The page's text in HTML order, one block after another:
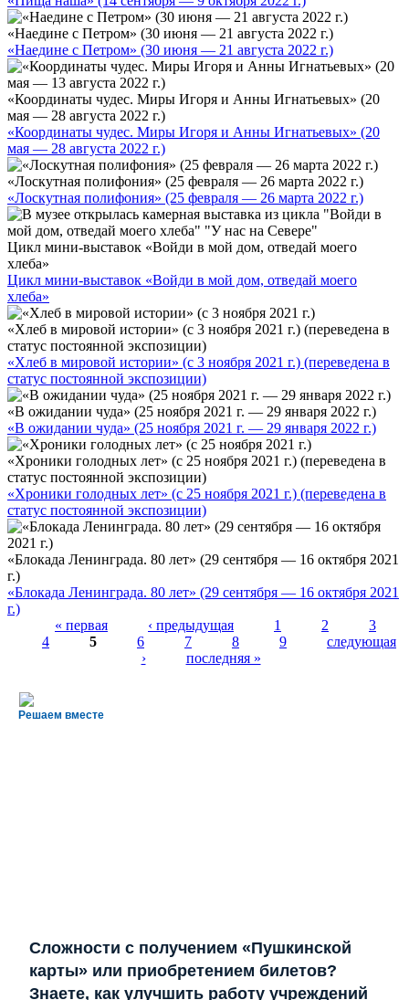
«Наедине с Петром» (30 июня — 21 августа 2022 г.)
«Наедине с Петром» (30 июня — 21 августа 2022 г.)
«Координаты чудес. Миры Игоря и Анны Игнатьевых» (20
мая — 28 августа 2022 г.)
«Координаты чудес. Миры Игоря и Анны Игнатьевых» (20
мая — 28 августа 2022 г.)
«Лоскутная полифония» (25 февраля — 26 марта 2022 г.)
«Лоскутная полифония» (25 февраля — 26 марта 2022 г.)
Цикл мини-выставок «Войди в мой дом, отведай моего
хлеба»
Цикл мини-выставок «Войди в мой дом, отведай моего
хлеба»
«Хлеб в мировой истории» (с 3 ноября 2021 г.) (переведена в
статус постоянной экспозиции)
«Хлеб в мировой истории» (с 3 ноября 2021 г.) (переведена в
статус постоянной экспозиции)
«В ожидании чуда» (25 ноября 2021 г. — 29 января 2022 г.)
«В ожидании чуда» (25 ноября 2021 г. — 29 января 2022 г.)
«Хроники голодных лет» (с 25 ноября 2021 г.) (переведена в
статус постоянной экспозиции)
«Хроники голодных лет» (с 25 ноября 2021 г.) (переведена в
статус постоянной экспозиции)
«Блокада Ленинграда. 80 лет» (29 сентября — 16 октября 2021
г.)
«Блокада Ленинграда. 80 лет» (29 сентября — 16 октября 2021
г.)
Страницы
« первая ‹ предыдущая 1 2
3
4
5 6 7 8 9
следующая
›
последняя »
Решаем вместе
Сложности с получением «Пушкинской
карты» или приобретением билетов?
Знаете, как улучшить работу учреждений